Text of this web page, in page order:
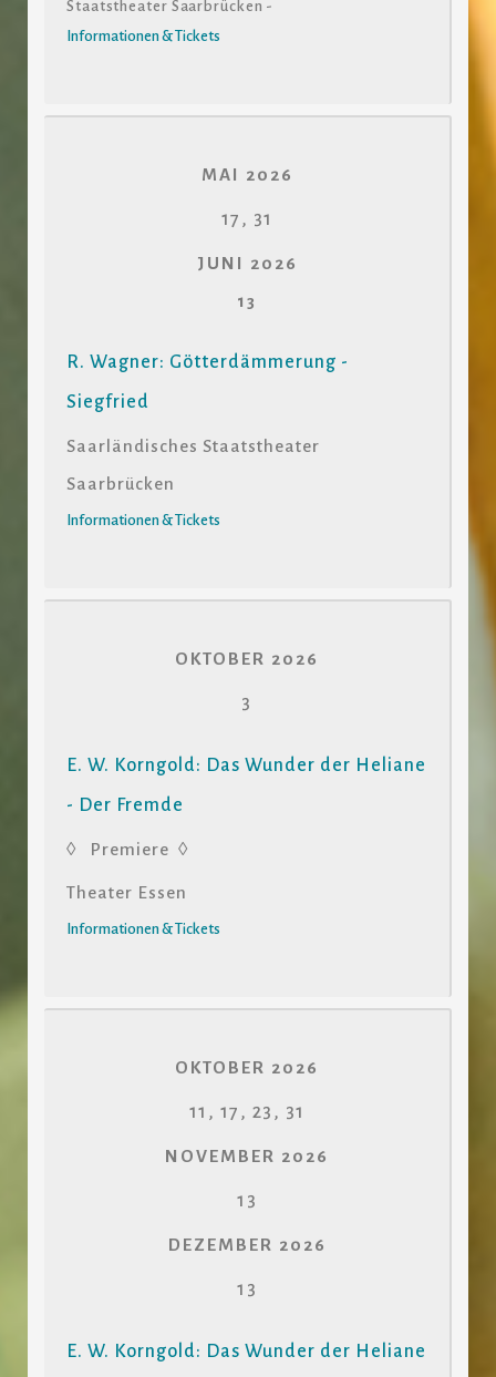
Staatstheater Saarbrücken -
Informationen & Tickets
MAI 2026
17, 31
JUNI 2026
13
R. Wagner: Götterdämmerung -
Siegfried
Saarländisches Staatstheater
Saarbrücken
Informationen & Tickets
OKTOBER 2026
3
E. W. Korngold: Das Wunder der Heliane
- Der Fremde
◊ Premiere ◊
Theater Essen
Informationen & Tickets
OKTOBER 2026
11, 17, 23, 31
NOVEMBER 2026
13
DEZEMBER 2026
13
E. W. Korngold: Das Wunder der Heliane